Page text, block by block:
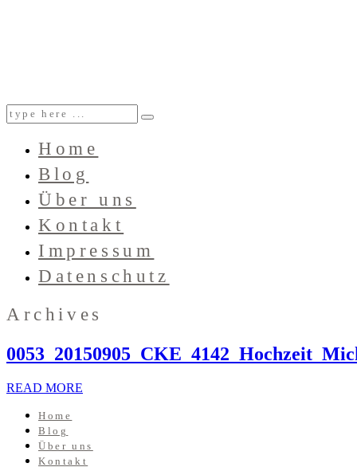
Home
Blog
Über uns
Kontakt
Impressum
Datenschutz
Archives
READ MORE
Home
Blog
Über uns
Kontakt